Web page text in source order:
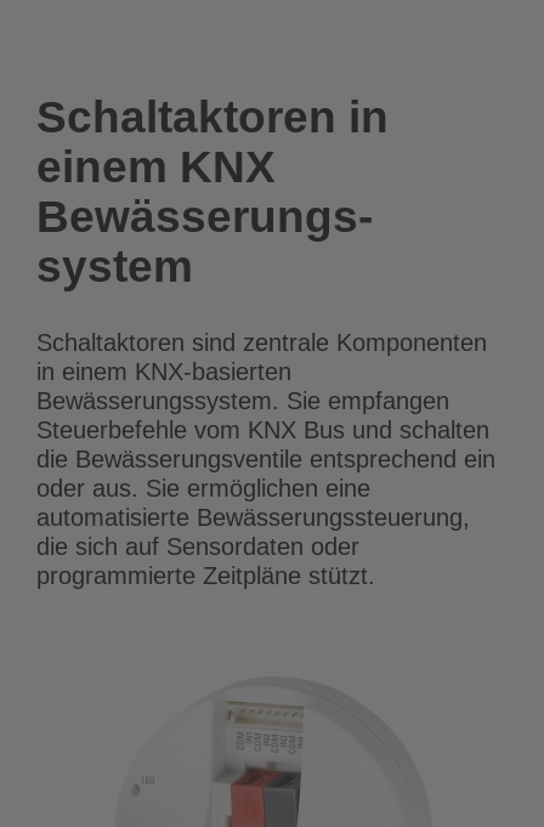
Schaltaktoren in
einem KNX
Bewässerungs­
system
Schaltaktoren sind zentrale Komponenten
in einem KNX-basierten
Bewässerungssystem. Sie empfangen
Steuerbefehle vom KNX Bus und schalten
die Bewässerungsventile entsprechend ein
oder aus. Sie ermöglichen eine
automatisierte Bewässerungssteuerung,
die sich auf Sensordaten oder
programmierte Zeitpläne stützt.